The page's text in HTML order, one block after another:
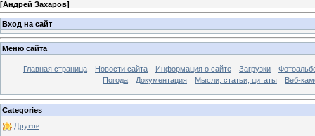
[Андрей Захаров]
Вход на сайт
Меню сайта
Главная страница Новости сайта Информация о сайте Загрузки
Погода
Документация Мысли, статьи, цитаты Веб-
Categories
Другое